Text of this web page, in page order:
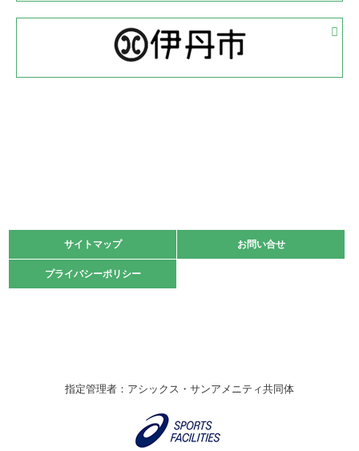
2022.05.05
体育協会長杯 バドミントン競技の部
2022.05.22
緑ケ丘体育館
2021.10.23
卓球選手権大会ラージボールの部開催☆
伊丹市総合体育大会 バレーボール大会が開催されました
サイトマップ お問い合せ
プライバシーポリシー
サイトマップ お問い合せ
プライバシーポリシー
指定管理者：アシックス・サンアメニティ共同体